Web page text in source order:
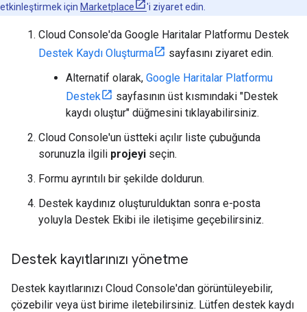
etkinleştirmek için Marketplace 'i ziyaret edin.
Cloud Console'da Google Haritalar Platformu Destek
Destek Kaydı Oluşturma
sayfasını ziyaret edin.
Alternatif olarak, Google Haritalar Platformu
Destek
sayfasının üst kısmındaki "Destek
kaydı oluştur" düğmesini tıklayabilirsiniz.
Cloud Console'un üstteki açılır liste çubuğunda
sorunuzla ilgili projeyi seçin.
Formu ayrıntılı bir şekilde doldurun.
Destek kaydınız oluşturulduktan sonra e-posta
yoluyla Destek Ekibi ile iletişime geçebilirsiniz.
Destek kayıtlarınızı yönetme
Destek kayıtlarınızı Cloud Console'dan görüntüleyebilir,
çözebilir veya üst birime iletebilirsiniz. Lütfen destek kaydı